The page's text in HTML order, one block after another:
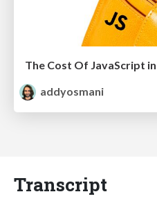
The Cost Of JavaScript
addyosmani
Transcript